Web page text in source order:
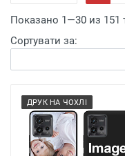
Показано 1—30 из 151
Сортувати за:
ДРУК НА ЧОХЛІ